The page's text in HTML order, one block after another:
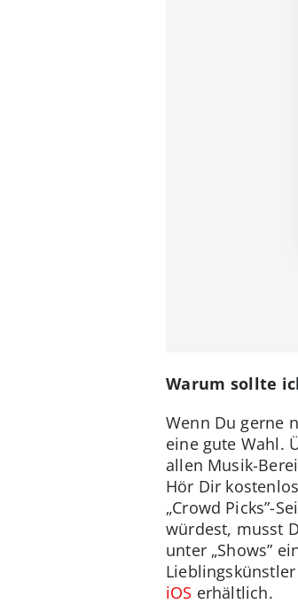
Warum sollte
Wenn Du gerne
eine gute Wahl.
allen Musik-
Hör Dir
„Crowd Picks”-
würdest, musst
unter „Shows”
iOS erhältlich.